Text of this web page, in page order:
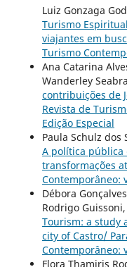
Luiz Gonzaga
Turismo
viajantes em
Turismo
Ana Catarina
Wanderley
contribuições de
Revista de
Edição Especial
Paula Schulz dos
A política pública
transformações
Contemporâneo:
Débora
Rodrigo Guissoni,
Tourism: a study
city of Castro/
Contemporâneo:
Flora Thamiris